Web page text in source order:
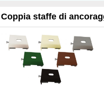
Coppia staffe di